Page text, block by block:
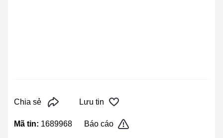
Chia sẻ Lưu tin
Mã tin: 1689968 Báo cáo